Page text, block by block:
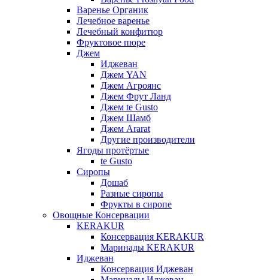
Варенье Органик
Лечебное варенье
Лечебный конфитюр
Фруктовое пюре
Джем
Иджеван
Джем YAN
Джем Агроянс
Джем Фрут Ланд
Джем te Gusto
Джем Шамб
Джем Ararat
Другие производители
Ягоды протёртые
te Gusto
Сиропы
Дошаб
Разные сиропы
Фрукты в сиропе
Овощные Консервации
KERAKUR
Консервация KERAKUR
Маринады KERAKUR
Иджеван
Консервация Иджеван